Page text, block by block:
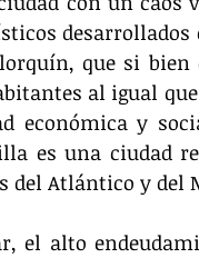
que si
al igual
económica y
es una ciudad
del Atlántico y del
el alto